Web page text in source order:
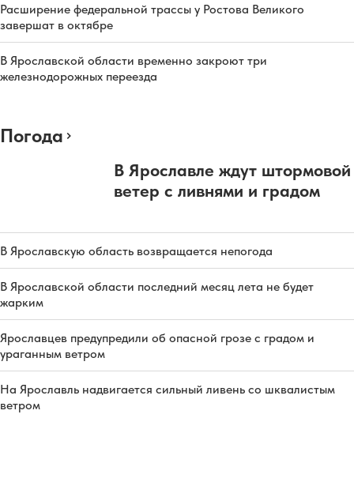
Расширение федеральной трассы у Ростова Великого
завершат в октябре
В Ярославской области временно закроют три
железнодорожных переезда
Погода
В Ярославле ждут штормовой
ветер с ливнями и градом
В Ярославскую область возвращается непогода
В Ярославской области последний месяц лета не будет
жарким
Ярославцев предупредили об опасной грозе с градом и
ураганным ветром
На Ярославль надвигается сильный ливень со шквалистым
ветром